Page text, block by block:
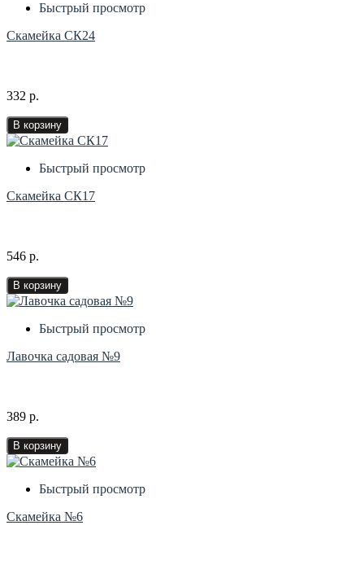
Быстрый просмотр
Скамейка СК24
332 р.
В корзину
Быстрый просмотр
Скамейка СК17
546 р.
В корзину
Быстрый просмотр
Лавочка садовая №9
389 р.
В корзину
Быстрый просмотр
Скамейка №6